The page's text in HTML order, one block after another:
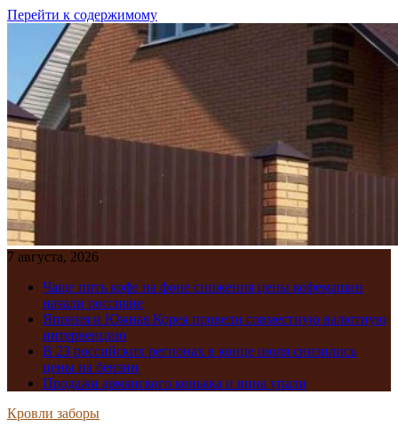
Перейти к содержимому
7 августа, 2026
Чаще пить кофе на фоне снижения цены кофемашин
начали россияне
Япония и Южная Корея провели совместную валютную
интервенцию
В 23 российских регионах в конце июля снизились
цены на бензин
Продажи армянского коньяка и вина упали
Кровли заборы